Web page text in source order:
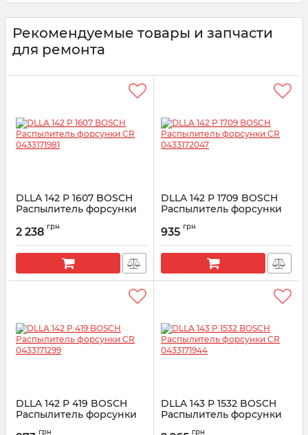
Рекомендуемые товары и запчасти
для ремонта
DLLA 142 P 1607 BOSCH
Распылитель форсунки
Артикул:
2 238 грн
DLLA 142 P 1709 BOSCH
Распылитель форсунки
Артикул:
935 грн
DLLA 142 P 419 BOSCH
Распылитель форсунки
грн
DLLA 143 P 1532 BOSCH
Распылитель форсунки
грн